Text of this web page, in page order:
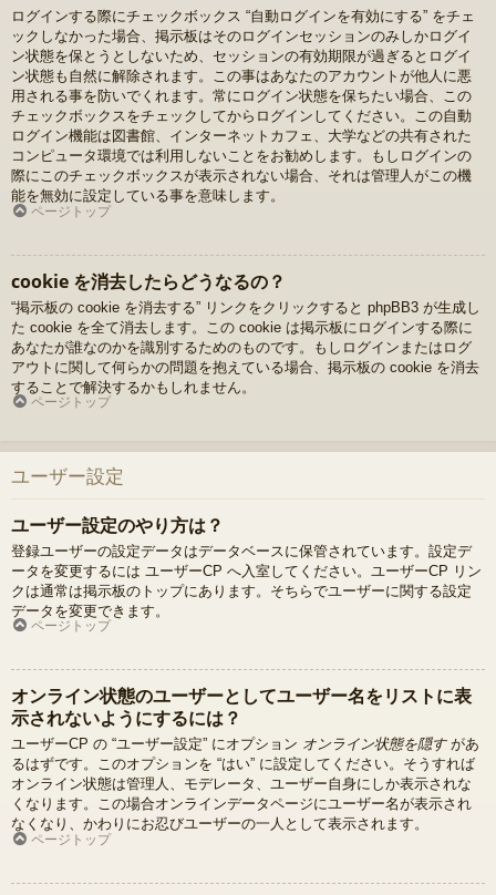
ログインする際にチェックボックス “自動ログインを有効にする” をチェ
ックしなかった場合、掲示板はそのログインセッションのみしかログイ
ン状態を保とうとしないため、セッションの有効期限が過ぎるとログイ
ン状態も自然に解除されます。この事はあなたのアカウントが他人に悪
用される事を防いでくれます。常にログイン状態を保ちたい場合、この
チェックボックスをチェックしてからログインしてください。この自動
ログイン機能は図書館、インターネットカフェ、大学などの共有された
コンピュータ環境では利用しないことをお勧めします。もしログインの
際にこのチェックボックスが表示されない場合、それは管理人がこの機
能を無効に設定している事を意味します。
ページトップ
cookie を消去したらどうなるの？
“掲示板の cookie を消去する” リンクをクリックすると phpBB3 が生成し
た cookie を全て消去します。この cookie は掲示板にログインする際に
あなたが誰なのかを識別するためのものです。もしログインまたはログ
アウトに関して何らかの問題を抱えている場合、掲示板の cookie を消去
することで解決するかもしれません。
ページトップ
ユーザー設定
ユーザー設定のやり方は？
登録ユーザーの設定データはデータベースに保管されています。設定デ
ータを変更するには ユーザーCP へ入室してください。ユーザーCP リン
クは通常は掲示板のトップにあります。そちらでユーザーに関する設定
データを変更できます。
ページトップ
オンライン状態のユーザーとしてユーザー名をリストに表
示されないようにするには？
ユーザーCP の “ユーザー設定” にオプション オンライン状態を隠すがあ
るはずです。このオプションを “はい” に設定してください。そうすれば
オンライン状態は管理人、モデレータ、ユーザー自身にしか表示されな
くなります。この場合オンラインデータページにユーザー名が表示され
なくなり、かわりにお忍びユーザーの一人として表示されます。
ページトップ